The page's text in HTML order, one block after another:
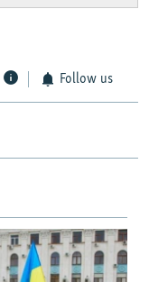
Follow us